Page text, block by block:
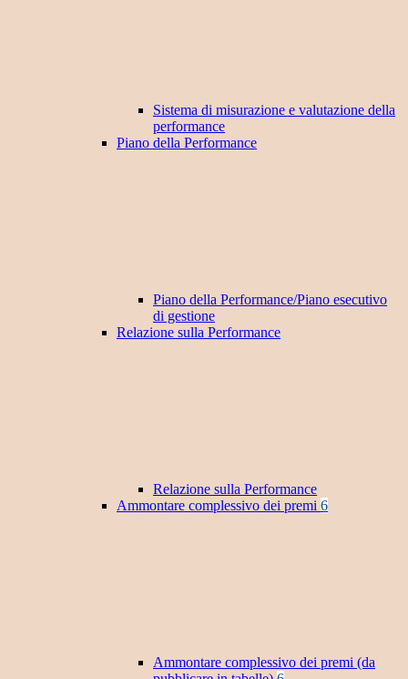
Sistema di misurazione e valutazione della
performance
Piano della Performance
Piano della Performance/Piano esecutivo
di gestione
Relazione sulla Performance
Relazione sulla Performance
Ammontare complessivo dei premi 6
Ammontare complessivo dei premi (da